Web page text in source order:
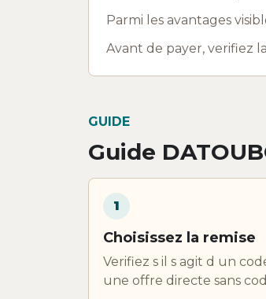
Parmi les avantages
Avant de payer, verifiez
GUIDE
Guide
1
Choisissez la remise
Verifiez s il s agit d un
une offre directe sans